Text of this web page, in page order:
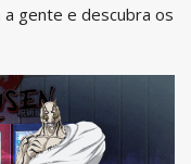
gente e descubra os